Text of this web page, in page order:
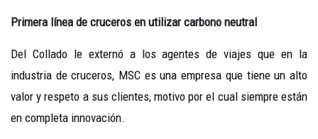
Primera línea de cruceros en utilizar carbono neutral
Del Collado le externó a los agentes de viajes que en la
industria de cruceros, MSC es una empresa que tiene un alto
valor y respeto a sus clientes, motivo por el cual siempre están
en completa innovación.